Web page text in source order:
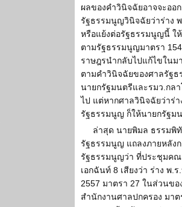
ผลของคำวินิจฉัยอาจจะออ
รัฐธรรมนูญวินิจฉัยว่าร่าง
หรือแย้งต่อรัฐธรรมนูญนี้ ใ
ตามรัฐธรรมนูญมาตรา
ราษฎรนำกลับไปแก้ไขใน
ตามคำวินิจฉัยของศาลรัฐ
นายกรัฐมนตรีและรมว.กล
ไป แต่หากศาลวินิจฉัยว่าร่
รัฐธรรมนูญ ก็ให้นายกรัฐม
ล่าสุด นายพิมล ธรรมพิ
รัฐธรรมนูญ แถลงภายหลัง
รัฐธรรมนูญว่า ที่ประชุมค
เอกฉันท์ 8 เสียงว่า ร่าง พ.
2557 มาตรา 27 ในส่วนข
สำนักงานศาลปกครอง มา